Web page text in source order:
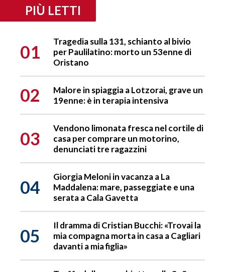
PIÙ LETTI
01
Tragedia sulla 131, schianto al bivio
per Paulilatino: morto un 53enne di
Oristano
02
Malore in spiaggia a Lotzorai, grave un
19enne: è in terapia intensiva
03
Vendono limonata fresca nel cortile di
casa per comprare un motorino,
denunciati tre ragazzini
04
Giorgia Meloni in vacanza a La
Maddalena: mare, passeggiate e una
serata a Cala Gavetta
05
Il dramma di Cristian Bucchi: «Trovai la
mia compagna morta in casa a Cagliari
davanti a mia figlia»